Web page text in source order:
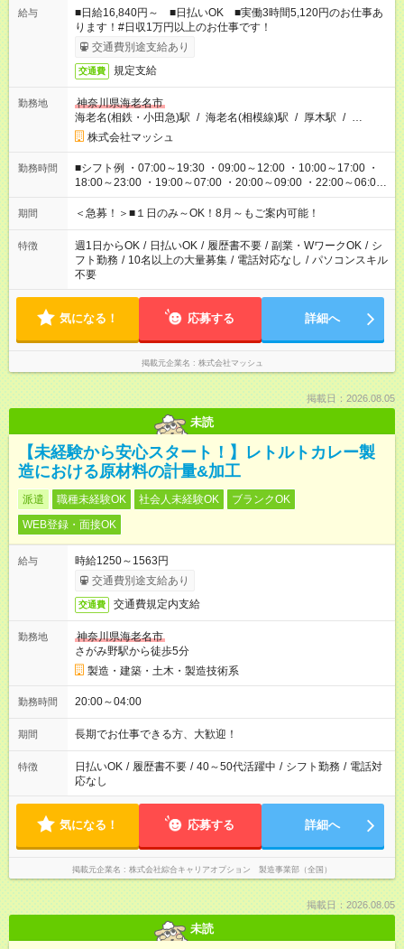
給与
■日給16,840円～ ■日払いOK ■実働3時間5,120円のお仕事あ
ります！#日収1万円以上のお仕事です！
交通費別途支給あり
交通費 規定支給
勤務地
神奈川県海老名市
海老名(相鉄・小田急)駅 / 海老名(相模線)駅 / 厚木駅 / …
株式会社マッシュ
勤務時間
■シフト例 ・07:00～19:30 ・09:00～12:00 ・10:00～17:00 ・
18:00～23:00 ・19:00～07:00 ・20:00～09:00 ・22:00～06:00
etc ★最短で3時間で5,120円のお仕事から 15時間で2万円近く稼
げるお仕事も！ ご希望のお時間に合わせてご紹介！ ※シフトは
ください！
期間 ＜急募！＞■１日のみ～OK！8月～もご案内可能！
特徴 週1日からOK / 日払いOK / 履歴書不要 / 副業・WワークOK / シ
フト勤務 / 10名以上の大量募集 / 電話対応なし / パソコンスキル
不要
気になる！ 応募する 詳細へ
掲載元企業名 株式会社マッシュ
掲載日：2026.08.05
未読
【未経験から安心スタート！】レトルトカレー製
造における原材料の計量&加工
派遣 職種未経験OK 社会人未経験OK
ブランクOK
WEB登録・面接OK
給与
時給1250～1563円
交通費別途支給あり
交通費 交通費規定内支給
勤務地
神奈川県海老名市
さがみ野駅から徒歩5分
製造・建築・土木・製造技術系
勤務時間 20:00～04:00
期間 長期でお仕事できる方、大歓迎！
特徴 日払いOK / 履歴書不要 / 40～50代活躍中 / シフト勤務 / 電話対
応なし
気になる！ 応募する 詳細へ
掲載元企業名 株式会社綜合キャリアオプション 製造事業部（全国）
掲載日：2026.08.05
未読